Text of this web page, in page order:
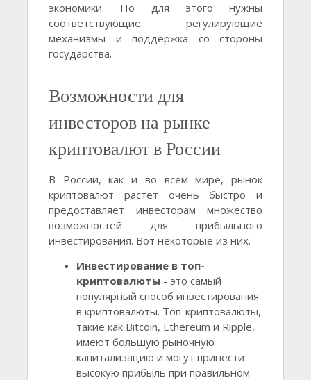
экономики. Но для этого нужны
соответствующие регулирующие
механизмы и поддержка со стороны
государства.
Возможности для
инвесторов на рынке
криптовалют в России
В России, как и во всем мире, рынок
криптовалют растет очень быстро и
предоставляет инвесторам множество
возможностей для прибыльного
инвестирования. Вот некоторые из них.
Инвестирование в топ-
криптовалюты - это самый
популярный способ инвестирования
в криптовалюты. Топ-криптовалюты,
такие как Bitcoin, Ethereum и Ripple,
имеют большую рыночную
капитализацию и могут принести
высокую прибыль при правильном